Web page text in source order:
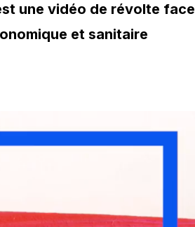
une vidéo de révolte face
et sanitaire